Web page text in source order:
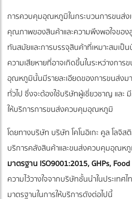
การควบคุมอุณหภูมิในกระบวนการขนส่
คุณภาพของสินค้าและความพึงพอใจของลู
ทันสมัยและการบรรจุสินค้าที่เหมาะสมเ
ความเสียหายที่อาจเกิดขึ้นในระหว่างกา
อุณหภูมินั้นมีรายละเอียดของการขนส่งม
ทั่วไป ซึ่งจะต้องใช้บริษัทผู้เชี่ยวชาญ และ
ให้บริการการขนส่งควบคุมอุณหภูมิ
โดยทางบริษัท บริษัท โคโนอิเกะ คูล โลจิส
บริการคลังสินค้าและขนส่งควบคุมอุณห
มาตรฐาน ISO9001:2015, GHPs,
ความไว้วางใจจากบริษัทชั้นนำในประเทศ
มาตรฐานในการให้บริการดังต่อไปนี้